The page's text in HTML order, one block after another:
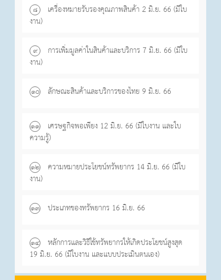
๘
เครื่องหมายรับรองคุณภาพสินค้า 2 มิ.ย. 66 (มีใบ
งาน)
๙
การเพิ่มมูลค่าในสินค้าและบริการ 7 มิ.ย. 66 (มีใบ
งาน)
๑o ลักษณะสินค้าและบริการของไทย 9 มิ.ย. 66
๑๑
เศรษฐกิจพอเพียง 12 มิ.ย. 66 (มีใบงาน และใบ
ความรู้)
๑๒
ความหมายประโยชน์ทรัพยากร 14 มิ.ย. 66 (มีใบ
งาน)
๑๓ ประเภทของทรัพยากร 16 มิ.ย. 66
๑๔
หลักการและวิธีใช้ทรัพยากรให้เกิดประโยชน์สูงสุด
19 มิ.ย. 66 (มีใบงาน และแบบประเมินตนเอง)